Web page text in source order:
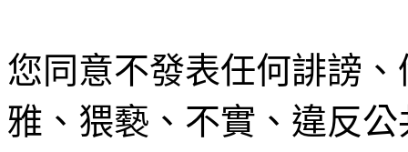
您同意不發表任何誹謗
雅、猥褻、不實、違反